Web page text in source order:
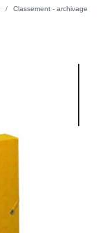
Classement - archivage